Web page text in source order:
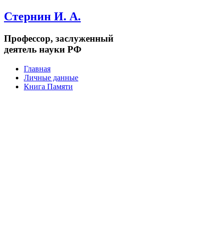
Стернин И. А.
Профессор, заслуженный
деятель науки РФ
Главная
Личные данные
Книга Памяти